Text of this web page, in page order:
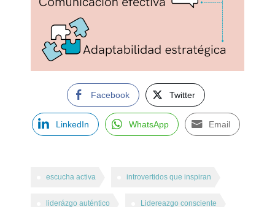
Facebook Twitter
LinkedIn WhatsApp Email
escucha activa introvertidos que inspiran
liderázgo auténtico Lidereazgo consciente